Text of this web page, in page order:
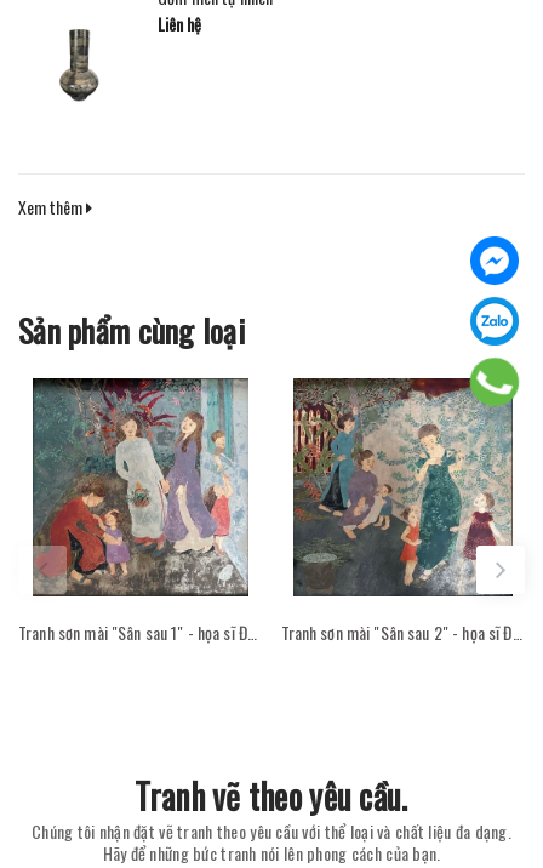
Liên hệ
Xem thêm
Sản phẩm cùng loại
Tranh sơn mài "Sân sau 1" - họa sĩ Đỗ Thị Kim Đoan Tranh sơn mài "Sân sau 2" - họa sĩ Đỗ Thị Kim Đoan
Tranh vẽ theo yêu cầu.
Chúng tôi nhận đặt vẽ tranh theo yêu cầu với thể loại và chất liệu đa dạng.
Hãy để những bức tranh nói lên phong cách của bạn.